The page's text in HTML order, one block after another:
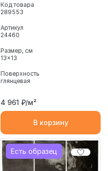
Код товара
289553
Артикул
24460
Размер, см
13x13
Поверхность
глянцевая
4 961 ₽/м²
В корзину
Есть образец